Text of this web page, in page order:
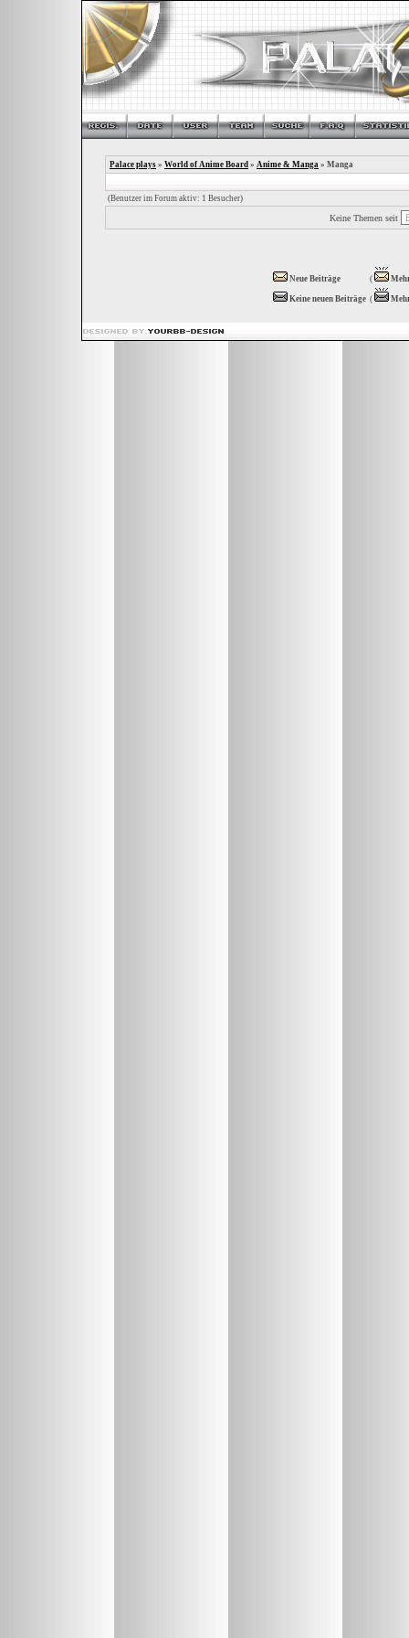
Palace plays » World of Anime Board » Anime & Manga » Manga
(Benutzer im Forum aktiv: 1 Besucher)
Keine Themen seit
Neue Beiträge (
Keine neuen Beiträge (